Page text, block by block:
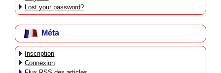
Lost your password?
Méta
Inscription
Connexion